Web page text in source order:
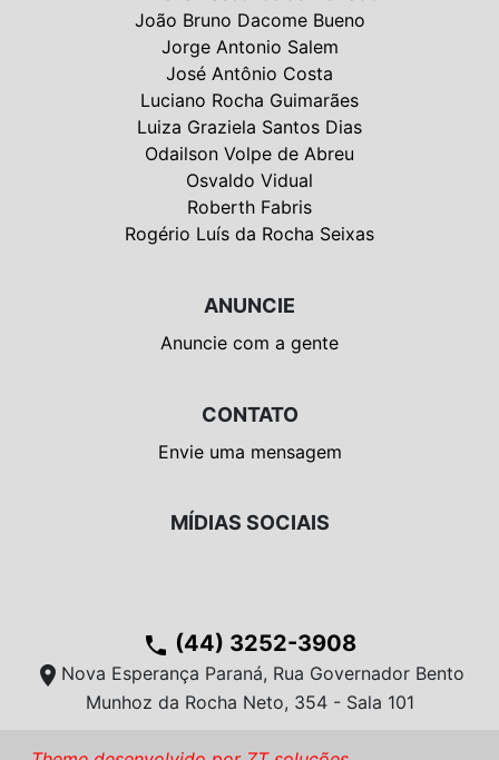
João Bruno Dacome Bueno
Jorge Antonio Salem
José Antônio Costa
Luciano Rocha Guimarães
Luiza Graziela Santos Dias
Odailson Volpe de Abreu
Osvaldo Vidual
Roberth Fabris
Rogério Luís da Rocha Seixas
ANUNCIE
Anuncie com a gente
CONTATO
Envie uma mensagem
MÍDIAS SOCIAIS
phone (44) 3252-3908
location_on Nova Esperança Paraná, Rua Governador Bento
Munhoz da Rocha Neto, 354 - Sala 101